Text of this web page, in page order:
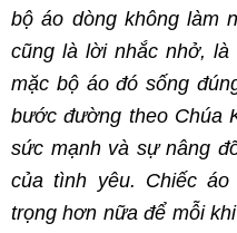
bộ áo dòng không làm
cũng là lời nhắc nhở,
mặc bộ áo đó sống
bước đường theo Chúa
sức mạnh và sự nâng
của tình yêu. Chiếc
trọng hơn nữa để mỗi